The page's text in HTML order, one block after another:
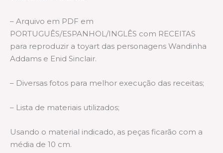
– Arquivo em PDF em
PORTUGUÊS/ESPANHOL/INGLÊS com RECEITAS
para reproduzir a toyart das personagens Wandinha
Addams e Enid Sinclair.
– Diversas fotos para melhor execução das receitas;
– Lista de materiais utilizados;
Usando o material indicado, as peças ficarão com a
média de 10 cm.